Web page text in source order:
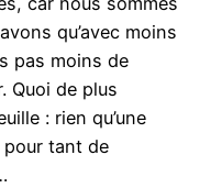
qu’avec moins
pas moins de
Quoi de plus
: rien qu’une
pour tant de